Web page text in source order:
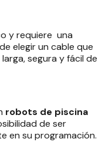
y requiere una
elegir un cable que
segura y fácil de
robots de piscina
de ser
en su programación.